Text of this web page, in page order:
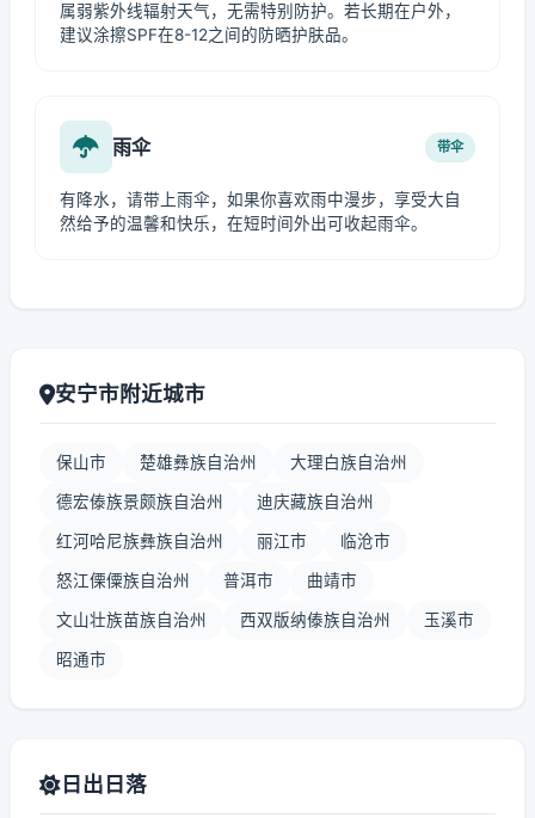
属弱紫外线辐射天气，无需特别防护。若长期在户外，
建议涂擦SPF在8-12之间的防晒护肤品。
雨伞 带伞
有降水，请带上雨伞，如果你喜欢雨中漫步，享受大自
然给予的温馨和快乐，在短时间外出可收起雨伞。
安宁市附近城市
保山市 楚雄彝族自治州 大理白族自治州
德宏傣族景颇族自治州 迪庆藏族自治州
红河哈尼族彝族自治州 丽江市 临沧市
怒江傈僳族自治州 普洱市 曲靖市
文山壮族苗族自治州 西双版纳傣族自治州 玉溪市
昭通市
日出日落